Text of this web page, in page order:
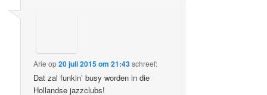
Arie op20 juli 2015 om 21:43schreef:
Dat zal funkin’ busy worden in die
Hollandse jazzclubs!